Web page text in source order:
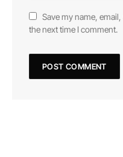
Save my name,
the next time I comment.